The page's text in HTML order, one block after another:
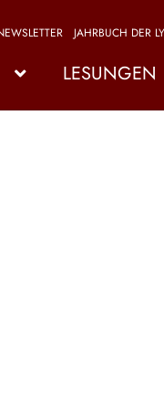
JAHRBUCH DER
LESUNGEN